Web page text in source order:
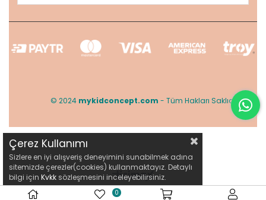
© 2024 mykidconcept.com - Tüm Hakları Saklıdır.
Çerez Kullanımı
Sizlere en iyi alışveriş deneyimini sunabilmek adına
sitemizde çerezler(cookies) kullanmaktayız. Detaylı
bilgi için Kvkk sözleşmesini inceleyebilirsiniz.
0